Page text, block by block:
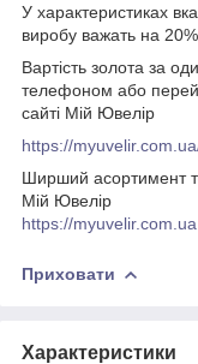
У характеристиках
виробу важать на
Вартість золота за
телефоном або
сайті Мій Ювелір
https://
Ширший асортимент
Мій Ювелір
https://myuvelir.com.ua
Приховати
Характеристики